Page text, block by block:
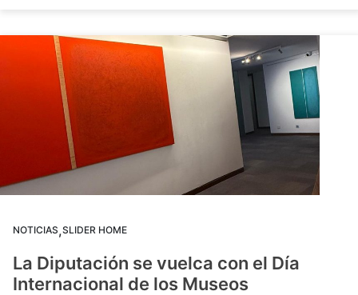
NOTICIAS,SLIDER HOME
La Diputación se vuelca con el Día
Internacional de los Museos